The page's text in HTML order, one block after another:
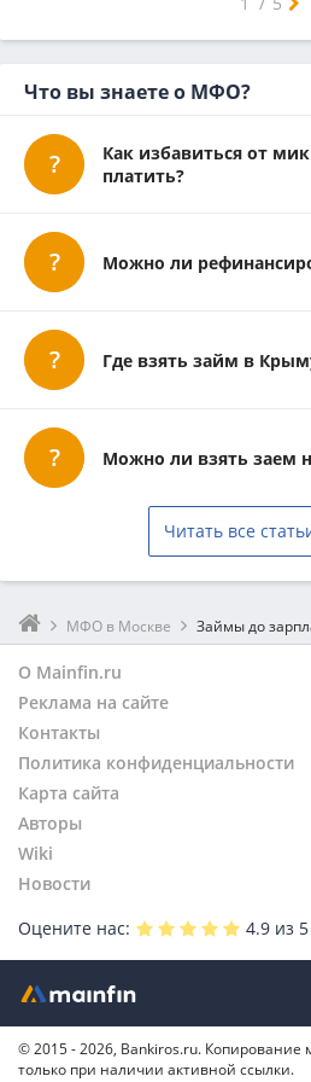
Что вы знаете о МФО?
Как избавиться от
платить?
Можно ли
Где взять займ в
Можно ли взять заем
Читать все
МФО в Москве Займы до
О Mainfin.ru
Реклама на сайте
Контакты
Политика конфиденциальности
Карта сайта
Авторы
Wiki
Новости
Оцените нас:
4.9 из
© 2015 - 2026, Bankiros.ru. Копирование
только при наличии активной ссылки.